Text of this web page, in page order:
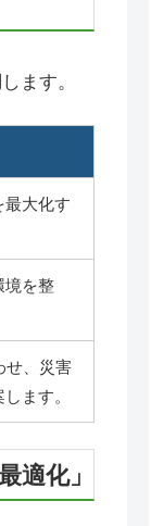
ます。
最大化す
境を整
せ、災害
ます。
適化」